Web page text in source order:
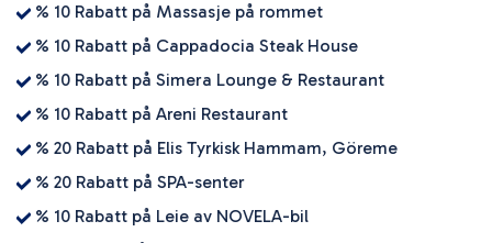
% 10 Rabatt på Massasje på rommet
% 10 Rabatt på Cappadocia Steak House
% 10 Rabatt på Simera Lounge & Restaurant
% 10 Rabatt på Areni Restaurant
% 20 Rabatt på Elis Tyrkisk Hammam, Göreme
% 20 Rabatt på SPA-senter
% 10 Rabatt på Leie av NOVELA-bil